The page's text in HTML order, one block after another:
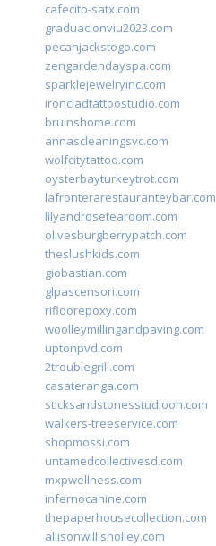
cafecito-satx.com
graduacionviu2023.com
pecanjackstogo.com
zengardendayspa.com
sparklejewelryinc.com
ironcladtattoostudio.com
bruinshome.com
annascleaningsvc.com
wolfcitytattoo.com
oysterbayturkeytrot.com
lafronterarestauranteybar.com
lilyandrosetearoom.com
olivesburgberrypatch.com
theslushkids.com
giobastian.com
glpascensori.com
rifloorepoxy.com
woolleymillingandpaving.com
uptonpvd.com
2troublegrill.com
casateranga.com
sticksandstonesstudiooh.com
walkers-treeservice.com
shopmossi.com
untamedcollectivesd.com
mxpwellness.com
infernocanine.com
thepaperhousecollection.com
allisonwillisholley.com